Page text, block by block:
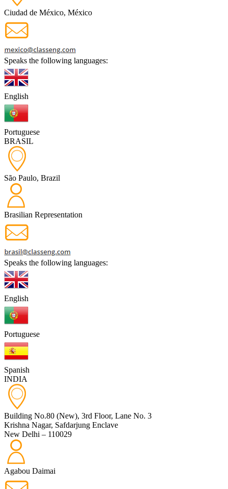
Ciudad de México, México
Speaks the following languages:
English
Portuguese
BRASIL
São Paulo, Brazil
Brasilian Representation
Speaks the following languages:
English
Portuguese
Spanish
INDIA
Building No.80 (New), 3rd Floor, Lane No. 3
Krishna Nagar, Safdarjung Enclave
New Delhi – 110029
Agabou Daimai